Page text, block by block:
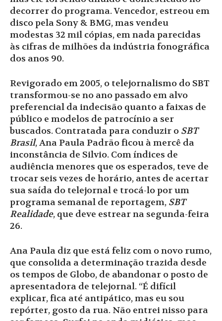
decorrer do programa. Vencedor, estreou em
disco pela Sony & BMG, mas vendeu
modestas 32 mil cópias, em nada parecidas
às cifras de milhões da indústria fonográfica
dos anos 90.
Revigorado em 2005, o telejornalismo do SBT
transformou-se no ano passado em alvo
preferencial da indecisão quanto a faixas de
público e modelos de patrocínio a ser
buscados. Contratada para conduzir o SBT
Brasil, Ana Paula Padrão ficou à mercê da
inconstância de Silvio. Com índices de
audiência menores que os esperados, teve de
trocar seis vezes de horário, antes de acertar
sua saída do telejornal e trocá-lo por um
programa semanal de reportagem, SBT
Realidade, que deve estrear na segunda-feira
26.
Ana Paula diz que está feliz com o novo rumo,
que consolida a determinação trazida desde
os tempos de Globo, de abandonar o posto de
apresentadora de telejornal. “É difícil
explicar, fica até antipático, mas eu sou
repórter, gosto da rua. Não entrei nisso para